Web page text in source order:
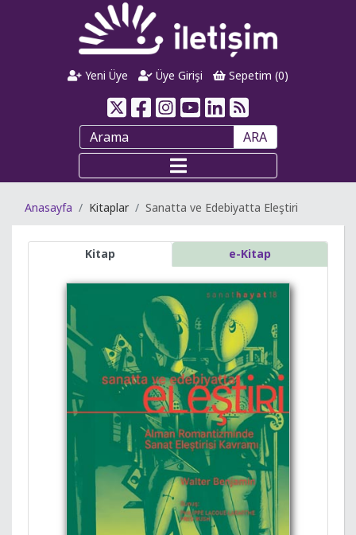
Yeni Üye Üye Girişi Sepetim (0)
ARA
Anasayfa Kitaplar Sanatta ve Edebiyatta Eleştiri
Kitap e-Kitap